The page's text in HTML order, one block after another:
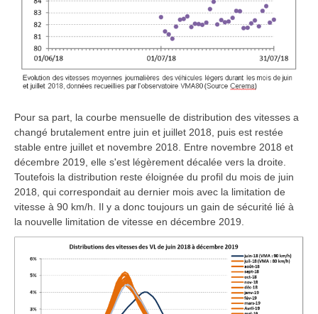
Pour sa part, la courbe mensuelle de distribution des vitesses a
changé brutalement entre juin et juillet 2018, puis est restée
stable entre juillet et novembre 2018. Entre novembre 2018 et
décembre 2019, elle s'est légèrement décalée vers la droite.
Toutefois la distribution reste éloignée du profil du mois de juin
2018, qui correspondait au dernier mois avec la limitation de
vitesse à 90 km/h. Il y a donc toujours un gain de sécurité lié à
la nouvelle limitation de vitesse en décembre 2019.